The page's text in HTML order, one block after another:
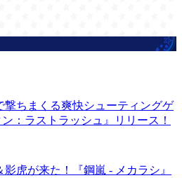
撃ちまくる爽快シューティングゲ
：ラストラッシュ』リリース！
虎が来た！『鋼嵐 - メカラシ』